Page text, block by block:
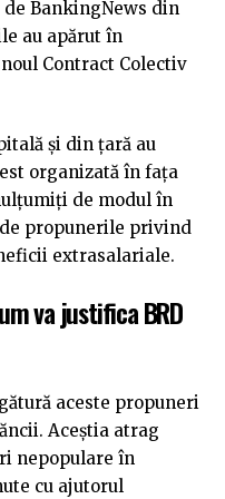
BankingNews din
au apărut în
Contract Colectiv
și din țară au
organizată în fața
de modul în
propunerile privind
extrasalariale.
va justifica BRD
aceste propuneri
Aceștia atrag
nepopulare în
cu ajutorul